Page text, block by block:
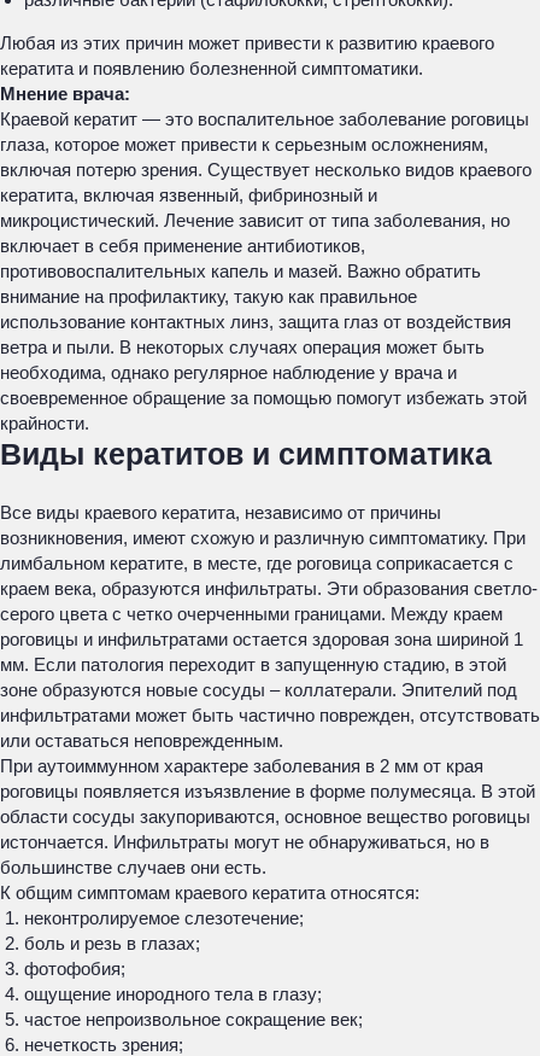
Любая из этих причин может привести к развитию краевого
кератита и появлению болезненной симптоматики.
Мнение врача:
Краевой кератит — это воспалительное заболевание роговицы
глаза, которое может привести к серьезным осложнениям,
включая потерю зрения. Существует несколько видов краевого
кератита, включая язвенный, фибринозный и
микроцистический. Лечение зависит от типа заболевания, но
включает в себя применение антибиотиков,
противовоспалительных капель и мазей. Важно обратить
внимание на профилактику, такую как правильное
использование контактных линз, защита глаз от воздействия
ветра и пыли. В некоторых случаях операция может быть
необходима, однако регулярное наблюдение у врача и
своевременное обращение за помощью помогут избежать этой
крайности.
Виды кератитов и симптоматика
Все виды краевого кератита, независимо от причины
возникновения, имеют схожую и различную симптоматику. При
лимбальном кератите, в месте, где роговица соприкасается с
краем века, образуются инфильтраты. Эти образования светло-
серого цвета с четко очерченными границами. Между краем
роговицы и инфильтратами остается здоровая зона шириной 1
мм. Если патология переходит в запущенную стадию, в этой
зоне образуются новые сосуды – коллатерали. Эпителий под
инфильтратами может быть частично поврежден, отсутствовать
или оставаться неповрежденным.
При аутоиммунном характере заболевания в 2 мм от края
роговицы появляется изъязвление в форме полумесяца. В этой
области сосуды закупориваются, основное вещество роговицы
истончается. Инфильтраты могут не обнаруживаться, но в
большинстве случаев они есть.
К общим симптомам краевого кератита относятся:
неконтролируемое слезотечение;
боль и резь в глазах;
фотофобия;
ощущение инородного тела в глазу;
частое непроизвольное сокращение век;
нечеткость зрения;